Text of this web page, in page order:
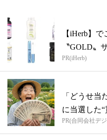
【iHerb】
〝GOLD〟
PR(iHerb)
「どうせ当
に当選した
PR(合同会社デ